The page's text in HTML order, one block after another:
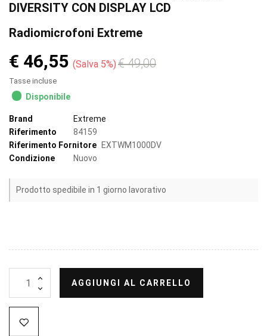
DIVERSITY CON DISPLAY LCD
Radiomicrofoni Extreme
€ 46,55 Salva 5% € 49,00
Tasse incluse
Disponibile
Brand
Extreme
Riferimento
84159
Riferimento Fornitore
EXTWM1000DV
Condizione
Nuovo
Prodotto spedibile in 1 giorno lavorativo
AGGIUNGI AL CARRELLO